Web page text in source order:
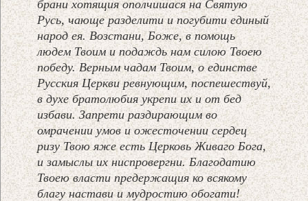
брани хотящия ополчишася на Святую
Русь, чающе разделити и погубити единый
народ ея. Возстани, Боже, в помощь
людем Твоим и подаждь нам силою Твоею
победу. Верным чадам Твоим, о единстве
Русския Церкви ревнующим, поспешествуй,
в духе братолюбия укрепи их и от бед
избави. Запрети раздирающим во
омрачении умов и ожесточении сердец
ризу Твою яже есть Церковь Живаго Бога,
и замыслы их ниспровергни. Благодатию
Твоею власти предержащия ко всякому
благу настави и мудростию обогати!